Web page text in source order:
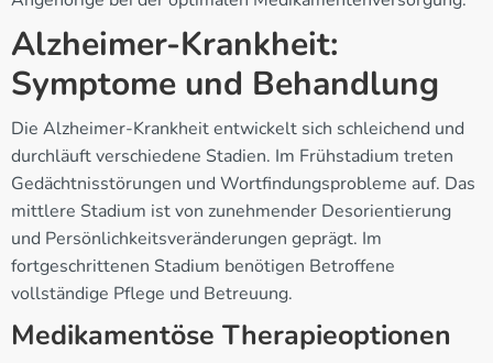
Alzheimer-Krankheit:
Symptome und Behandlung
Die Alzheimer-Krankheit entwickelt sich schleichend und
durchläuft verschiedene Stadien. Im Frühstadium treten
Gedächtnisstörungen und Wortfindungsprobleme auf. Das
mittlere Stadium ist von zunehmender Desorientierung
und Persönlichkeitsveränderungen geprägt. Im
fortgeschrittenen Stadium benötigen Betroffene
vollständige Pflege und Betreuung.
Medikamentöse Therapieoptionen